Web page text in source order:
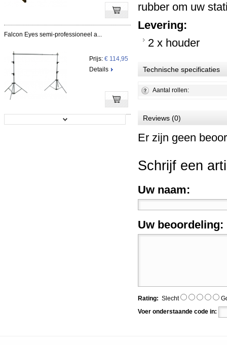
Falcon Eyes semi-professioneel a...
Prijs: € 114,95
Details
Bresser BR-D36 Support + rol pap...
rubber om uw
Levering:
2 x houder
Technische specificaties
Aantal rollen:
Reviews (0)
Er zijn geen
Schrijf een
Uw naam:
Uw beoordeling:
Rating: Slecht
Voer onderstaande code in: